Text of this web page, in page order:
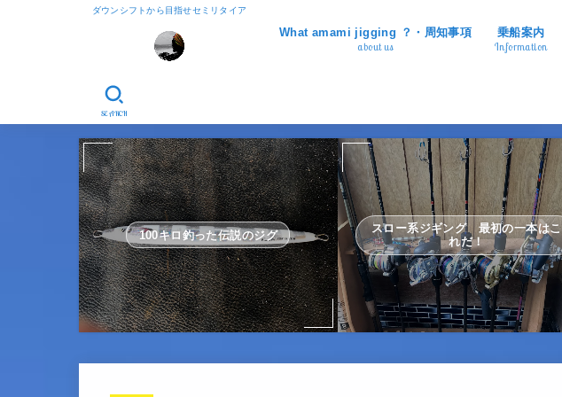
ダウンシフトから目指せセミリタイア
What amami jigging ？・周知事項
about us
乗船案内
Information
SEARCH
100キロ釣った伝説のジグ
スロー系ジギング 最初の一本はこ
れだ！